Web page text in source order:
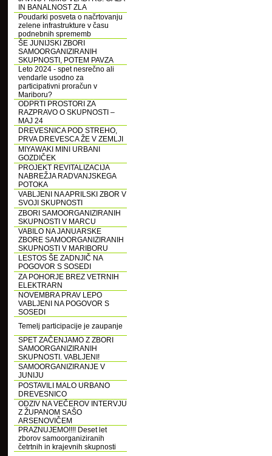
IN BANALNOST ZLA
Poudarki posveta o načrtovanju
zelene infrastrukture v času
podnebnih sprememb
ŠE JUNIJSKI ZBORI
SAMOORGANIZIRANIH
SKUPNOSTI, POTEM PAVZA
Leto 2024 - spet nesrečno ali
vendarle usodno za
participativni proračun v
Mariboru?
ODPRTI PROSTORI ZA
RAZPRAVO O SKUPNOSTI –
MAJ 24
DREVESNICA POD STREHO,
PRVA DREVESCA ŽE V ZEMLJI
MIYAWAKI MINI URBANI
GOZDIČEK
PROJEKT REVITALIZACIJA
NABREŽJA RADVANJSKEGA
POTOKA
VABLJENI NA APRILSKI ZBOR V
SVOJI SKUPNOSTI
ZBORI SAMOORGANIZIRANIH
SKUPNOSTI V MARCU
VABILO NA JANUARSKE
ZBORE SAMOORGANIZIRANIH
SKUPNOSTI V MARIBORU
LESTOS ŠE ZADNJIČ NA
POGOVOR S SOSEDI
ZA POHORJE BREZ VETRNIH
ELEKTRARN
NOVEMBRA PRAV LEPO
VABLJENI NA POGOVOR S
SOSEDI
Temelj participacije je zaupanje
SPET ZAČENJAMO Z ZBORI
SAMOORGANIZIRANIH
SKUPNOSTI. VABLJENI!
SAMOORGANIZIRANJE V
JUNIJU
POSTAVILI MALO URBANO
DREVESNICO
ODZIV NA VEČEROV INTERVJU
Z ŽUPANOM SAŠO
ARSENOVIČEM
PRAZNUJEMO!!!! Deset let
zborov samoorganiziranih
četrtnih in krajevnih skupnosti